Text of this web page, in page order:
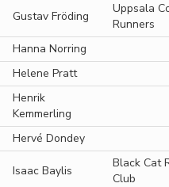
Gustav Fröding
Uppsala
Runners
Hanna Norring
Helene Pratt
Henrik
Kemmerling
Hervé Dondey
Isaac Baylis
Black Cat
Club